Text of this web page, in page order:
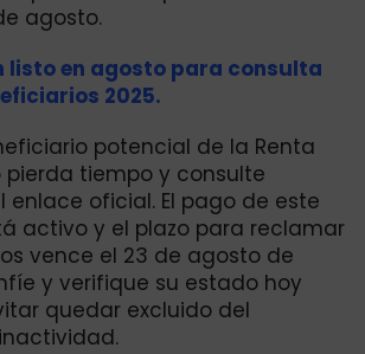
agosto.
listo en agosto para consulta
2025.
potencial de la Renta
pierda tiempo y consulte
enlace oficial. El pago de este
activo y el plazo para reclamar
vence el 23 de agosto de
y verifique su estado hoy
quedar excluido del